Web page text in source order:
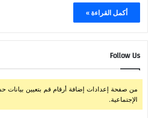
أكمل القراءة »
Follow Us
من صفحة إعدادات إضافة أرقام قم بتعيين بيانات
الإجتماعية.